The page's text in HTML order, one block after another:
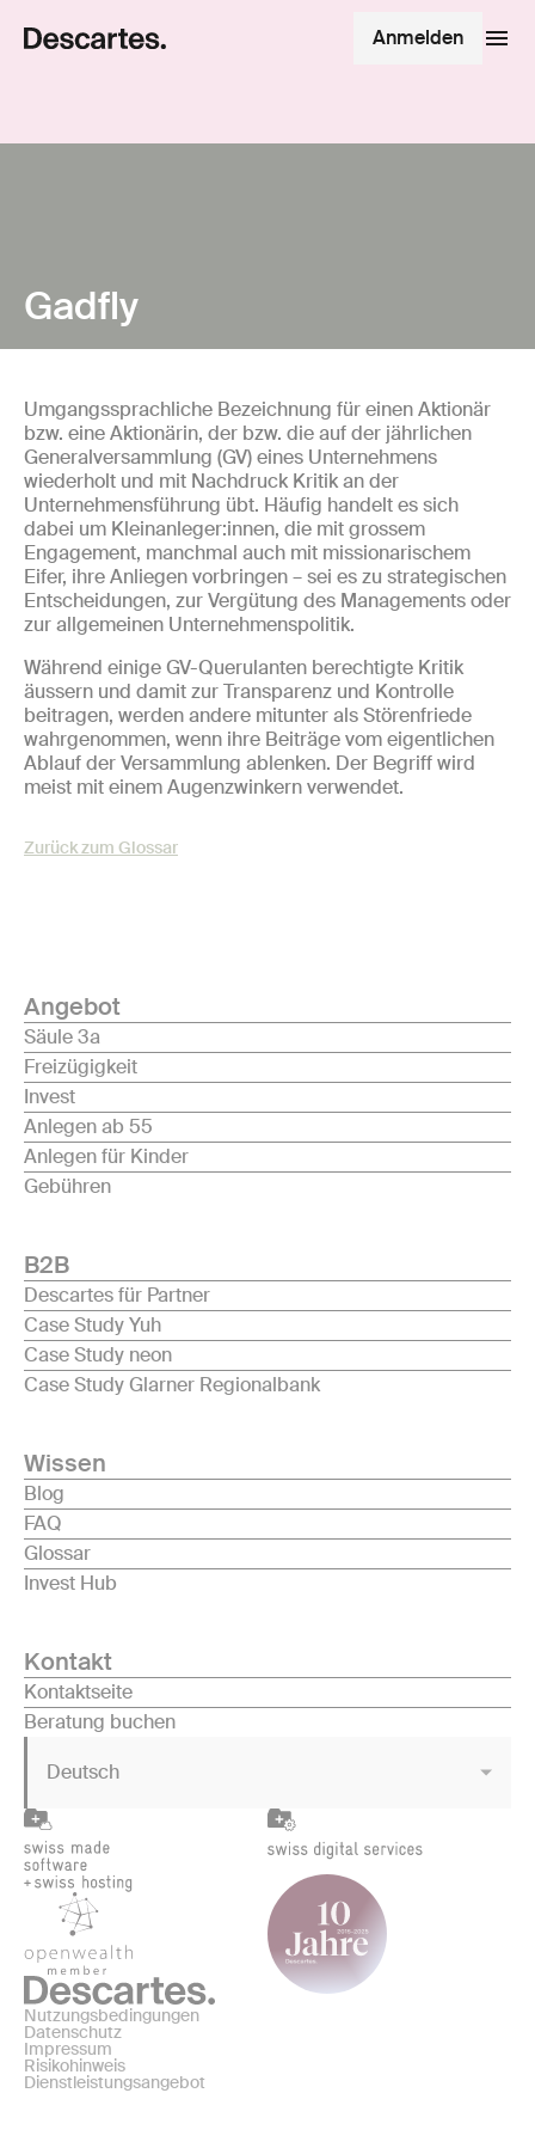
Anmelden
Gadfly
Umgangssprachliche Bezeichnung für einen Aktionär
bzw. eine Aktionärin, der bzw. die auf der jährlichen
Generalversammlung (GV) eines Unternehmens
wiederholt und mit Nachdruck Kritik an der
Unternehmensführung übt. Häufig handelt es sich
dabei um Kleinanleger:innen, die mit grossem
Engagement, manchmal auch mit missionarischem
Eifer, ihre Anliegen vorbringen – sei es zu strategischen
Entscheidungen, zur Vergütung des Managements oder
zur allgemeinen Unternehmenspolitik.
Während einige GV-Querulanten berechtigte Kritik
äussern und damit zur Transparenz und Kontrolle
beitragen, werden andere mitunter als Störenfriede
wahrgenommen, wenn ihre Beiträge vom eigentlichen
Ablauf der Versammlung ablenken. Der Begriff wird
meist mit einem Augenzwinkern verwendet.
Zurück zum Glossar
Angebot
Säule 3a
Freizügigkeit
Invest
Anlegen ab 55
Anlegen für Kinder
Gebühren
B2B
Descartes für Partner
Case Study Yuh
Case Study neon
Case Study Glarner Regionalbank
Wissen
Blog
FAQ
Glossar
Invest Hub
Kontakt
Kontaktseite
Beratung buchen
Deutsch
Nutzungsbedingungen
Datenschutz
Impressum
Risikohinweis
Dienstleistungsangebot